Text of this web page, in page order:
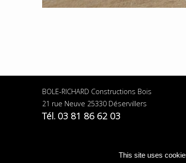
BOLE-RICHARD Constructions Bois
21 rue Neuve 25330 Déservillers
Tél. 03 81 86 62 03
This site uses